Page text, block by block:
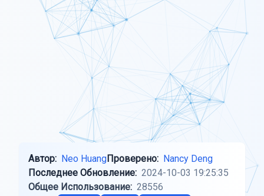
Автор: Neo HuangПроверено: Nancy Deng
Последнее Обновление: 2024-10-03 19:25:35
Общее Использование: 28556